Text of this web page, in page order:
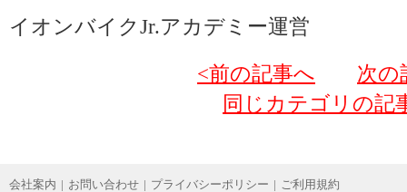
イオンバイクJr.アカデミー運営
<前の記事へ
次の
同じカテゴリの記
会社案内 | お問い合わせ | プライバシーポリシー | ご利用規約